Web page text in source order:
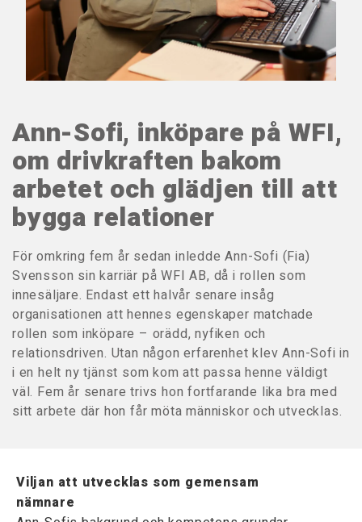
Ann-Sofi, inköpare på WFI,
om drivkraften bakom
arbetet och glädjen till att
bygga relationer
För omkring fem år sedan inledde Ann-Sofi (Fia)
Svensson sin karriär på WFI AB, då i rollen som
innesäljare. Endast ett halvår senare insåg
organisationen att hennes egenskaper matchade
rollen som inköpare – orädd, nyfiken och
relationsdriven. Utan någon erfarenhet klev Ann-Sofi in
i en helt ny tjänst som kom att passa henne väldigt
väl. Fem år senare trivs hon fortfarande lika bra med
sitt arbete där hon får möta människor och utvecklas.
Viljan att utvecklas som gemensam
nämnare